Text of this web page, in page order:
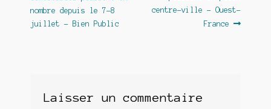
de
l’article
nombre depuis le 7-8
juillet – Bien Public
centre-ville – Ouest-
France
Laisser un commentaire